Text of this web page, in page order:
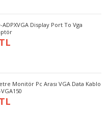
ADPXVGA Display Port To Vga
Monitör Pc Arası VGA Data Kablo